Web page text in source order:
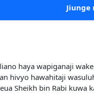
Jiunge
haya wapiganaji
hivyo hawahitaji
Sheikh bin Rabi kuwa